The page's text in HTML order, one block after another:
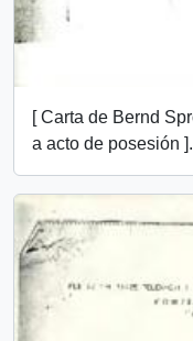
[ Carta de Bernd
a acto de posesión ].